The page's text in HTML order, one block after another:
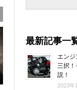
最新記事一
エン
三択
説！
2023年